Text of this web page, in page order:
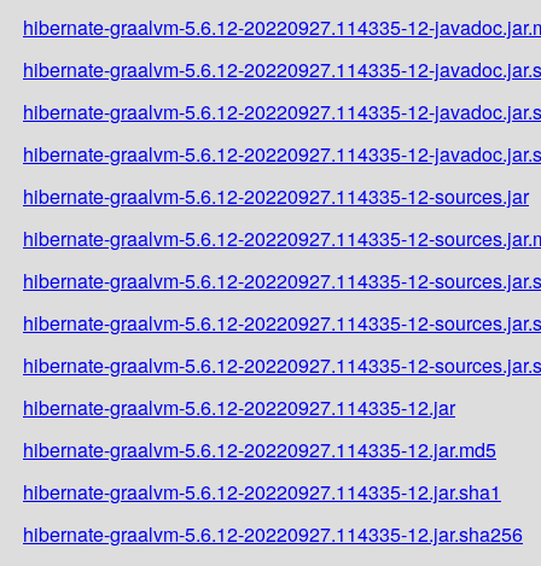
hibernate-graalvm-5.6.12-20220927.114335-12-
hibernate-graalvm-5.6.12-20220927.114335-12-
hibernate-graalvm-5.6.12-20220927.114335-12-
hibernate-graalvm-5.6.12-20220927.114335-12-
hibernate-graalvm-5.6.12-20220927.114335-12-sources.jar
hibernate-graalvm-5.6.12-20220927.114335-12-
hibernate-graalvm-5.6.12-20220927.114335-12-
hibernate-graalvm-5.6.12-20220927.114335-12-
hibernate-graalvm-5.6.12-20220927.114335-12-
hibernate-graalvm-5.6.12-20220927.114335-12.jar
hibernate-graalvm-5.6.12-20220927.114335-12.jar.md5
hibernate-graalvm-5.6.12-20220927.114335-12.jar.sha1
hibernate-graalvm-5.6.12-20220927.114335-12.jar.sha256